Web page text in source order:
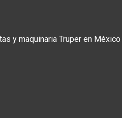
y maquinaria Truper en